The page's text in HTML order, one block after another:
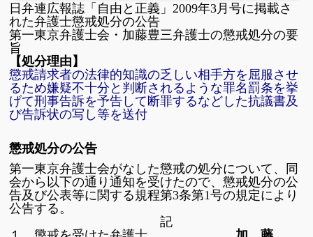
日弁連広報誌「自由と正義」2009年3月号に掲載さ
れた弁護士懲戒処分の公告
第一東京弁護士会・加藤豊三弁護士の懲戒処分の要
旨
【処分理由】
懲戒請求者の法律的知識の乏しい相手方を屈服させ
るため嫌疑不十分と判断されるような罪名罰条を挙
げて刑事告訴を予告して断罪するなどした抗議書及
び告訴状の写し等を送付
懲戒処分の公告
第一東京弁護士会がなした懲戒の処分について、同
会から以下の通り通知を受けたので、懲戒処分の公
告及び公表等に関する規程第3条第1号の規定により
公告する。
記